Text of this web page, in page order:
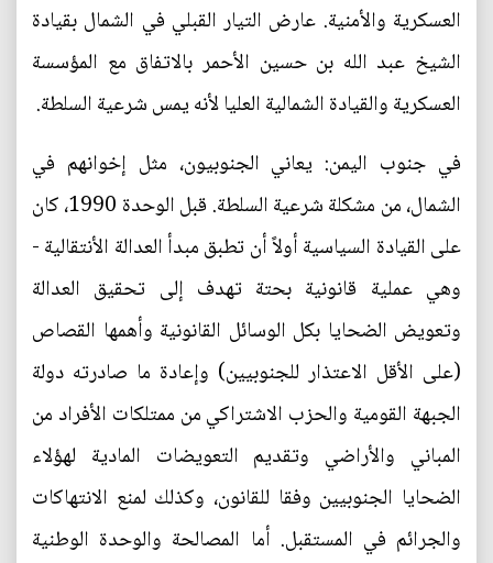
العسكرية والأمنية. عارض التيار القبلي في الشمال بقيادة
الشيخ عبد الله بن حسين الأحمر بالاتفاق مع المؤسسة
العسكرية والقيادة الشمالية العليا لأنه يمس شرعية السلطة.
في جنوب اليمن: يعاني الجنوبيون، مثل إخوانهم في
الشمال، من مشكلة شرعية السلطة. قبل الوحدة 1990، كان
على القيادة السياسية أولاً أن تطبق مبدأ العدالة الأنتقالية -
وهي عملية قانونية بحتة تهدف إلى تحقيق العدالة
وتعويض الضحايا بكل الوسائل القانونية وأهمها القصاص
(على الأقل الاعتذار للجنوبيين) وإعادة ما صادرته دولة
الجبهة القومية والحزب الاشتراكي من ممتلكات الأفراد من
المباني والأراضي وتقديم التعويضات المادية لهؤلاء
الضحايا الجنوبيين وفقا للقانون، وكذلك لمنع الانتهاكات
والجرائم في المستقبل. أما المصالحة والوحدة الوطنية